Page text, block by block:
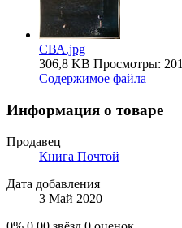
СВА.jpg
306,8 KB Просмотры: 201
Содержимое файла
Информация о товаре
Продавец
Книга Почтой
Дата добавления
3 Май 2020